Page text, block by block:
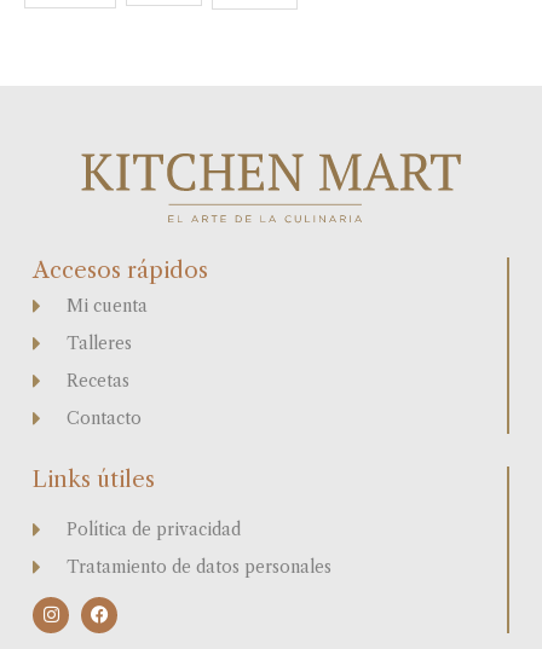
Accesos rápidos
Mi cuenta
Talleres
Recetas
Contacto
Links útiles
Política de privacidad
Tratamiento de datos personales
I
n
s
F
a
c